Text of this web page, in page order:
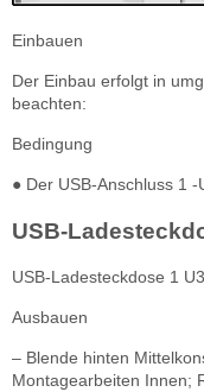
Einbauen
Der Einbau erfolgt in
beachten:
Bedingung
● Der USB-Anschluss 1
USB-
USB-Ladesteckdose 1
Ausbauen
– Blende hinten
Montagearbeiten Innen;